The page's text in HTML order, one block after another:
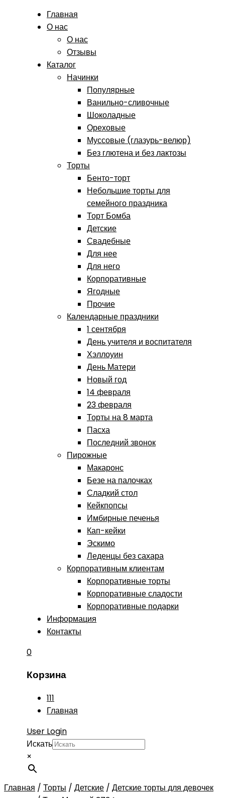
Главная
О нас
О нас
Отзывы
Каталог
Начинки
Популярные
Ванильно-сливочные
Шоколадные
Ореховые
Муссовые (глазурь-велюр)
Без глютена и без лактозы
Торты
Бенто-торт
Небольшие торты для
семейного праздника
Торт Бомба
Детские
Свадебные
Для нее
Для него
Корпоративные
Ягодные
Прочие
Календарные праздники
1 сентября
День учителя и воспитателя
Хэллоуин
День Матери
Новый год
14 февраля
23 февраля
Торты на 8 марта
Пасха
Последний звонок
Пирожные
Макаронс
Безе на палочках
Сладкий стол
Кейкпопсы
Имбирные печенья
Кап-кейки
Эскимо
Леденцы без сахара
Корпоративным клиентам
Корпоративные торты
Корпоративные сладости
Корпоративные подарки
Информация
Контакты
0
Корзина
111
Главная
User Login
Искать
×
Главная / Торты / Детские / Детские торты для девочек